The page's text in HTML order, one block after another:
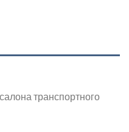
транспортного